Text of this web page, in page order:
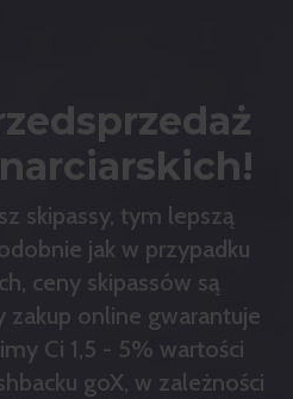
skipassy, tym lepszą
jak w przypadku
ceny skipassów są
zakup online gwarantuje
Ci 1,5 - 5% wartości
goX, w zależności